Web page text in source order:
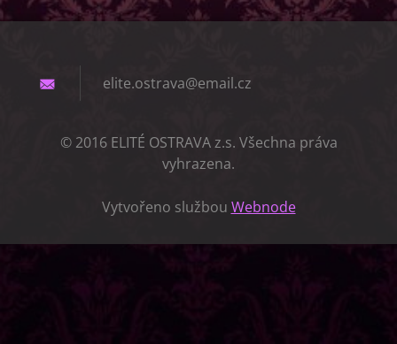
elite.ostrava@email.cz
© 2016 ELITÉ OSTRAVA z.s. Všechna práva
vyhrazena.
Vytvořeno službou Webnode